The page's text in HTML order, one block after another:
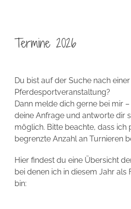
Termine 2026
Du bist auf der Suche nach
Pferdesportveranstaltung?
Dann melde dich gerne bei mir
deine Anfrage und antworte dir
möglich. Bitte beachte, dass ich
begrenzte Anzahl an Turnieren
Hier findest du eine Übersicht
bei denen ich in diesem Jahr als
bin: